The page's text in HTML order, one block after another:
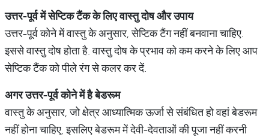
उत्तर-पूर्व मेंसेप्टिकटैंकके लिए वास्तुदोषऔरउपाय
उत्तर-पूर्व कोने में वास्तु के अनुसार, सेप्टिक टैंग नहीं बनवाना चाहिए.
इससे वास्तु दोष होता है. वास्तु दोष के प्रभाव को कम करने के लिए आप
सेप्टिक टैंक को पीले रंग से कलर कर दें.
अगर उत्तर-पूर्व कोने में है बेडरूम
वास्तु के अनुसार, जो क्षेत्र आध्यात्मिक ऊर्जा से संबंधित हो वहां बेडरूम
नहीं होना चाहिए, इसलिए बेडरूम में देवी-देवताओं की पूजा नहीं करनी